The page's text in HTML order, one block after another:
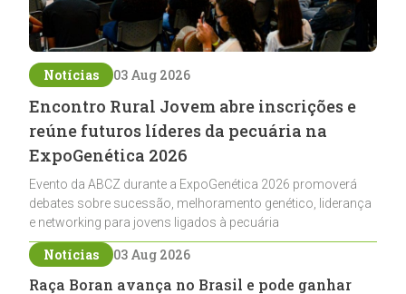
Notícias 03 Aug 2026
Encontro Rural Jovem abre inscrições e
reúne futuros líderes da pecuária na
ExpoGenética 2026
Evento da ABCZ durante a ExpoGenética 2026 promoverá
debates sobre sucessão, melhoramento genético, liderança
e networking para jovens ligados à pecuária
Notícias 03 Aug 2026
Raça Boran avança no Brasil e pode ganhar